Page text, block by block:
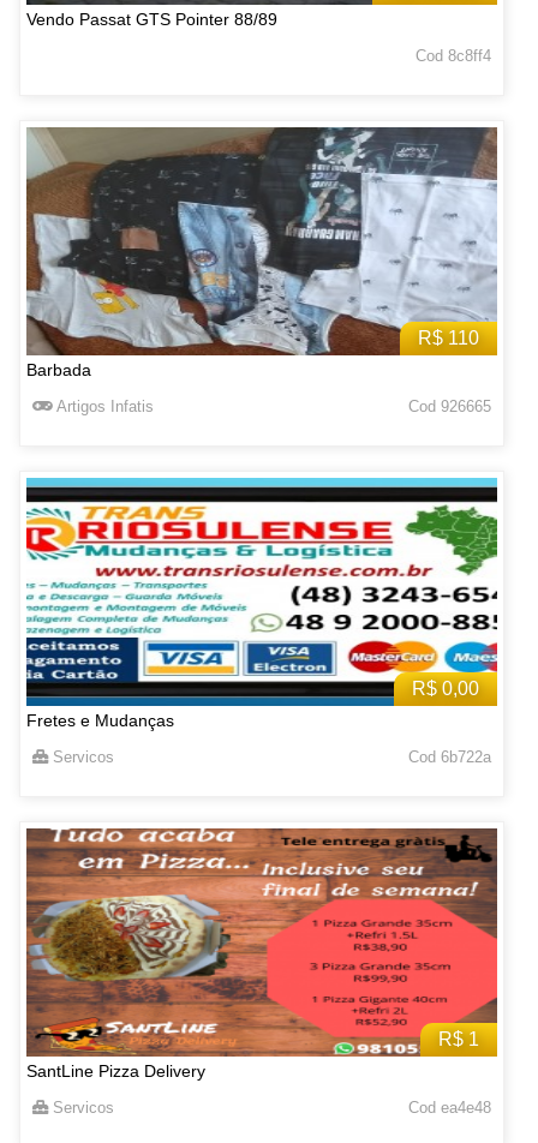
Vendo Passat GTS Pointer 88/89
Cod 8c8ff4
R$ 110
Barbada
Artigos Infatis Cod 926665
R$ 0,00
Fretes e Mudanças
Servicos Cod 6b722a
R$ 1
SantLine Pizza Delivery
Servicos Cod ea4e48